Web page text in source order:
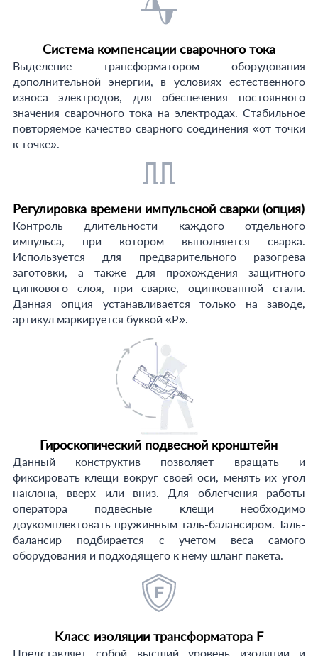
Система компенсации сварочного тока
Выделение трансформатором оборудования
дополнительной энергии, в условиях естественного
износа электродов, для обеспечения постоянного
значения сварочного тока на электродах. Стабильное
повторяемое качество сварного соединения «от точки
к точке».
Регулировка времени импульсной сварки (опция)
Контроль длительности каждого отдельного
импульса, при котором выполняется сварка.
Используется для предварительного разогрева
заготовки, а также для прохождения защитного
цинкового слоя, при сварке, оцинкованной стали.
Данная опция устанавливается только на заводе,
артикул маркируется буквой «P».
Гироскопический подвесной кронштейн
Данный конструктив позволяет вращать и
фиксировать клещи вокруг своей оси, менять их угол
наклона, вверх или вниз. Для облегчения работы
оператора подвесные клещи необходимо
доукомплектовать пружинным таль-балансиром. Таль-
балансир подбирается с учетом веса самого
оборудования и подходящего к нему шланг пакета.
Класс изоляции трансформатора F
Представляет собой высший уровень изоляции и